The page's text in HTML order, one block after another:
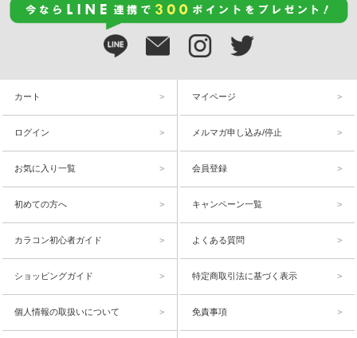
カート マイページ
ログイン メルマガ申し込み/停止
お気に入り一覧 会員登録
初めての方へ キャンペーン一覧
カラコン初心者ガイド よくある質問
ショッピングガイド 特定商取引法に基づく表示
個人情報の取扱いについて 免責事項